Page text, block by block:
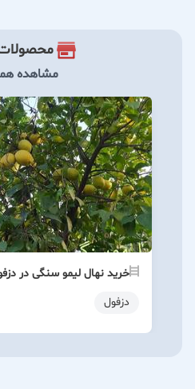
مشاهده
خرید نهال لیمو سنگی در
دزفول